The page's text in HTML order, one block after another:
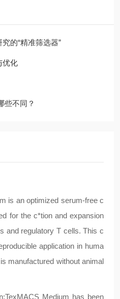
的“精准筛选器”
优化
些不同？
is an optimized serum-free c
for the c*tion and expansion
and regulatory T cells. This c
application in huma
manufactured without animal
Medium has been